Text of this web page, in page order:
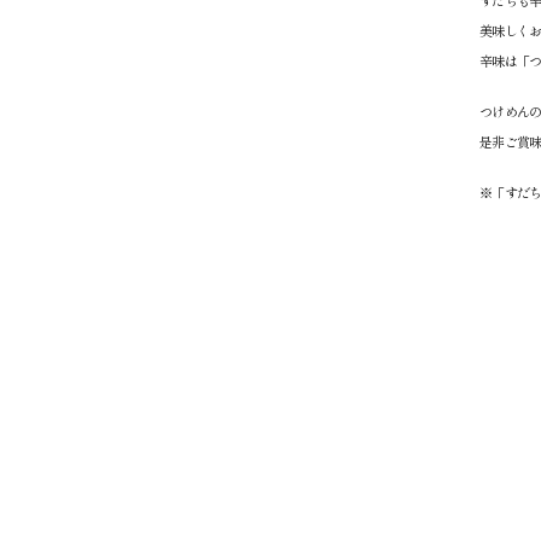
美味しく
辛味は「
つけめん
是非ご賞
※「すだ